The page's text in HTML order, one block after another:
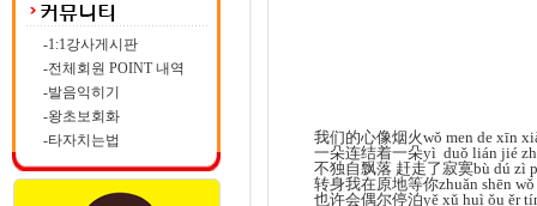
-1:1강사게시판
-전체회원 POINT 내역
-발음익히기
-왕초보회화
-타자치는법
我们的心像烟火wǒ men de xīn
一朵连结着一朵yì duǒ lián jié
不独自飘落 赶走了寂寞bù dú zì
转身我在原地等你zhuǎn shēn
也许会偶尔停泊yě xǔ huì ǒu ěr